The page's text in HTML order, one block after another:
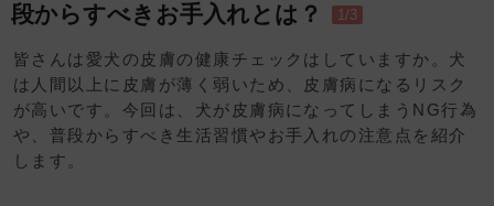
段からすべきお手入れとは？
1/3
皆さんは愛犬の皮膚の健康チェックはしていますか。犬
は人間以上に皮膚が薄く弱いため、皮膚病になるリスク
が高いです。今回は、犬が皮膚病になってしまうNG行為
や、普段からすべき生活習慣やお手入れの注意点を紹介
します。